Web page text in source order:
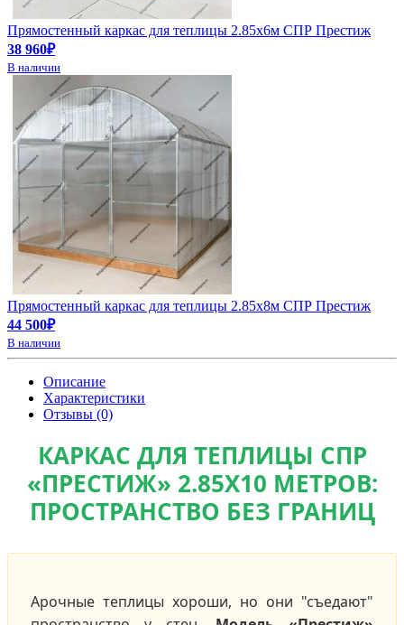
Прямостенный каркас для теплицы 2.85х6м СПР Престиж
38 960₽
В наличии
Прямостенный каркас для теплицы 2.85х8м СПР Престиж
44 500₽
В наличии
Описание
Характеристики
Отзывы (0)
КАРКАС ДЛЯ ТЕПЛИЦЫ СПР
«ПРЕСТИЖ» 2.85Х10 МЕТРОВ:
ПРОСТРАНСТВО БЕЗ ГРАНИЦ
Арочные теплицы хороши, но они "съедают"